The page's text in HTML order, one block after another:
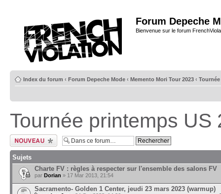
Forum Depeche
Bienvenue sur le forum
Index du forum ‹ Forum Depeche Mode ‹ Memento Mori Tour 2023 ‹
Tournée printemps US
Ecrire un nouveau
sujet
Sujets
Charte FV : règles à respecter sur l'ensemble des salons FV
par Dorian » 17 Mar 2013, 21:54
Sacramento- Golden 1 Center, jeudi 23 mars 2023 (warmup)